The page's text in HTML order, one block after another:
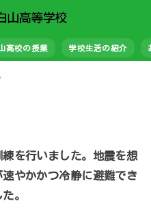
高校の授業 学校生活の紹介
を行いました。地震を想
やかかつ冷静に避難でき
。